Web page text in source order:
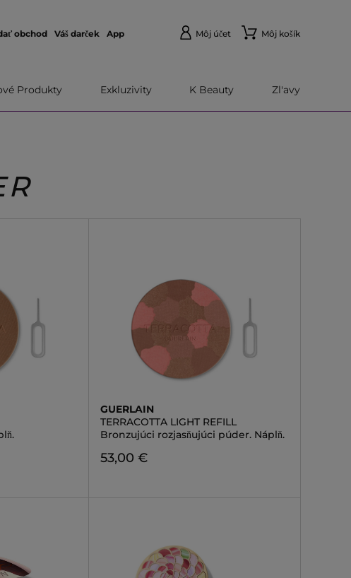
obchod Váš darček App Môj účet Môj košík
Produkty Exkluzivity K Beauty Zl'avy
GUERLAIN
TERRACOTTA LIGHT REFILL
Bronzujúci rozjasňujúci púder. Náplň.
53,00 €